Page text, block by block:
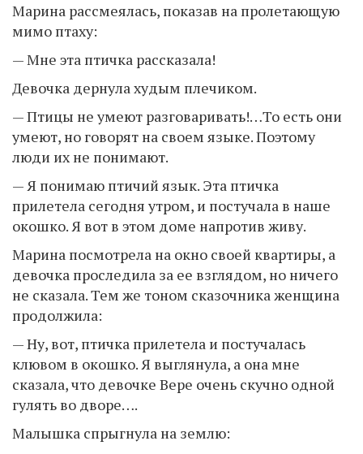
Марина рассмеялась, показав на пролетающую
мимо птаху:
— Мне эта птичка рассказала!
Девочка дернула худым плечиком.
— Птицы не умеют разговаривать!…То есть они
умеют, но говорят на своем языке. Поэтому
люди их не понимают.
— Я понимаю птичий язык. Эта птичка
прилетела сегодня утром, и постучала в наше
окошко. Я вот в этом доме напротив живу.
Марина посмотрела на окно своей квартиры, а
девочка проследила за ее взглядом, но ничего
не сказала. Тем же тоном сказочника женщина
продолжила:
— Ну, вот, птичка прилетела и постучалась
клювом в окошко. Я выглянула, а она мне
сказала, что девочке Вере очень скучно одной
гулять во дворе….
Малышка спрыгнула на землю: